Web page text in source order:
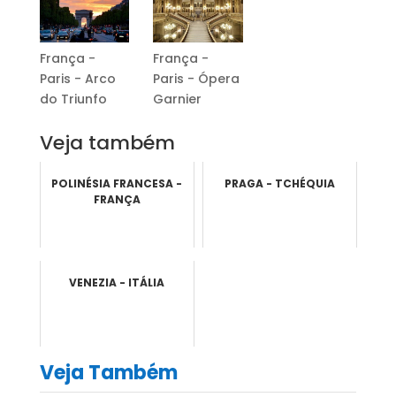
França -
Paris - Arco
do Triunfo
França -
Paris - Ópera
Garnier
Veja também
POLINÉSIA FRANCESA -
FRANÇA
PRAGA - TCHÉQUIA
VENEZIA - ITÁLIA
Veja Também